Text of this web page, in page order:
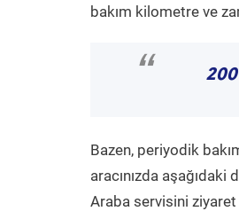
bakım kilometre ve
“
Bazen, periyodik
aracınızda aşağıdaki
Araba servisini